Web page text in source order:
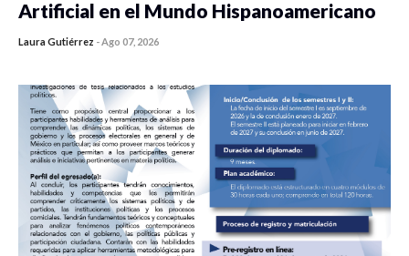
Artificial en el Mundo Hispanoamericano
Laura Gutiérrez -Ago 07, 2026